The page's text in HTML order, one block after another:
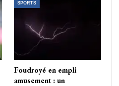
SPORTS
Foudroyé en empli
amusement : un